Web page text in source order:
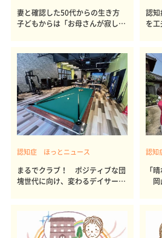
妻と確認した50代からの生き方
子どもからは「お母さんが寂しが
認
を
認知症 ほっとニュース
まるでクラブ！ ポジティブな団
塊世代に向け、変わるデイサービ
認知
「
岡